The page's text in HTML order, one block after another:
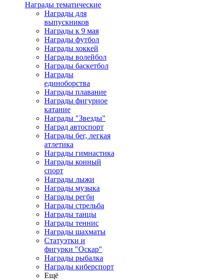
Награды тематические
Награды для
выпускников
Награды к 9 мая
Награды футбол
Награды хоккей
Награды волейбол
Награды баскетбол
Награды
единоборства
Награды плавание
Награды фигурное
катание
Награды "Звезды"
Наград автоспорт
Награды бег, легкая
атлетика
Награды гимнастика
Награды конный
спорт
Награды лыжи
Награды музыка
Награды регби
Награды стрельба
Награды танцы
Награды теннис
Награды шахматы
Статуэтки и
фигурки "Оскар"
Награды рыбалка
Награды киберспорт
Ещё